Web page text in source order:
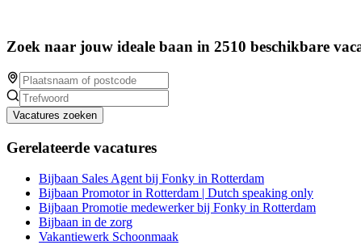
Zoek naar jouw ideale baan in 2510 beschikbare
Vacatures zoeken
Gerelateerde vacatures
Bijbaan Sales Agent bij Fonky in Rotterdam
Bijbaan Promotor in Rotterdam | Dutch speaking only
Bijbaan Promotie medewerker bij Fonky in Rotterdam
Bijbaan in de zorg
Vakantiewerk Schoonmaak